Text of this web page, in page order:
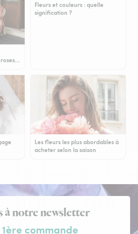
Fleurs et couleurs : quelle
signification ?
Les fleurs les plus abordables à
acheter selon la saison
à notre newsletter
commande